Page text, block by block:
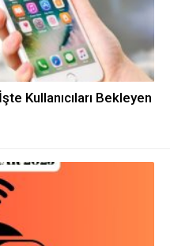
Kullanıcıları Bekleyen